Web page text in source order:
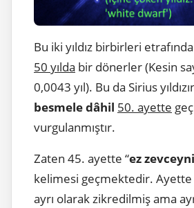
Bu iki yıldız birbirleri etrafında
50 yılda bir dönerler (Kesin
0,0043 yıl). Bu da Sirius
besmele dâhil 50. ayette
vurgulanmıştır.
Zaten 45. ayette “ez zevceyni
kelimesi geçmektedir.
ayrı olarak zikredilmiş ama